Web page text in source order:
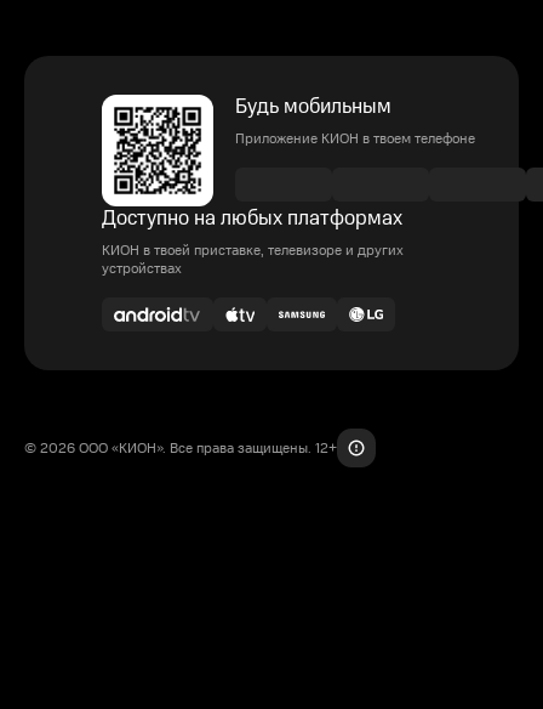
Будь мобильным
Приложение КИОН в твоем телефоне
Доступно на любых платформах
КИОН в твоей приставке, телевизоре и других
устройствах
© 2026 ООО «КИОН». Все права защищены. 12+